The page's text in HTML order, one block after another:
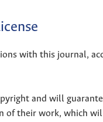
with this journal,
and will
of their work, which